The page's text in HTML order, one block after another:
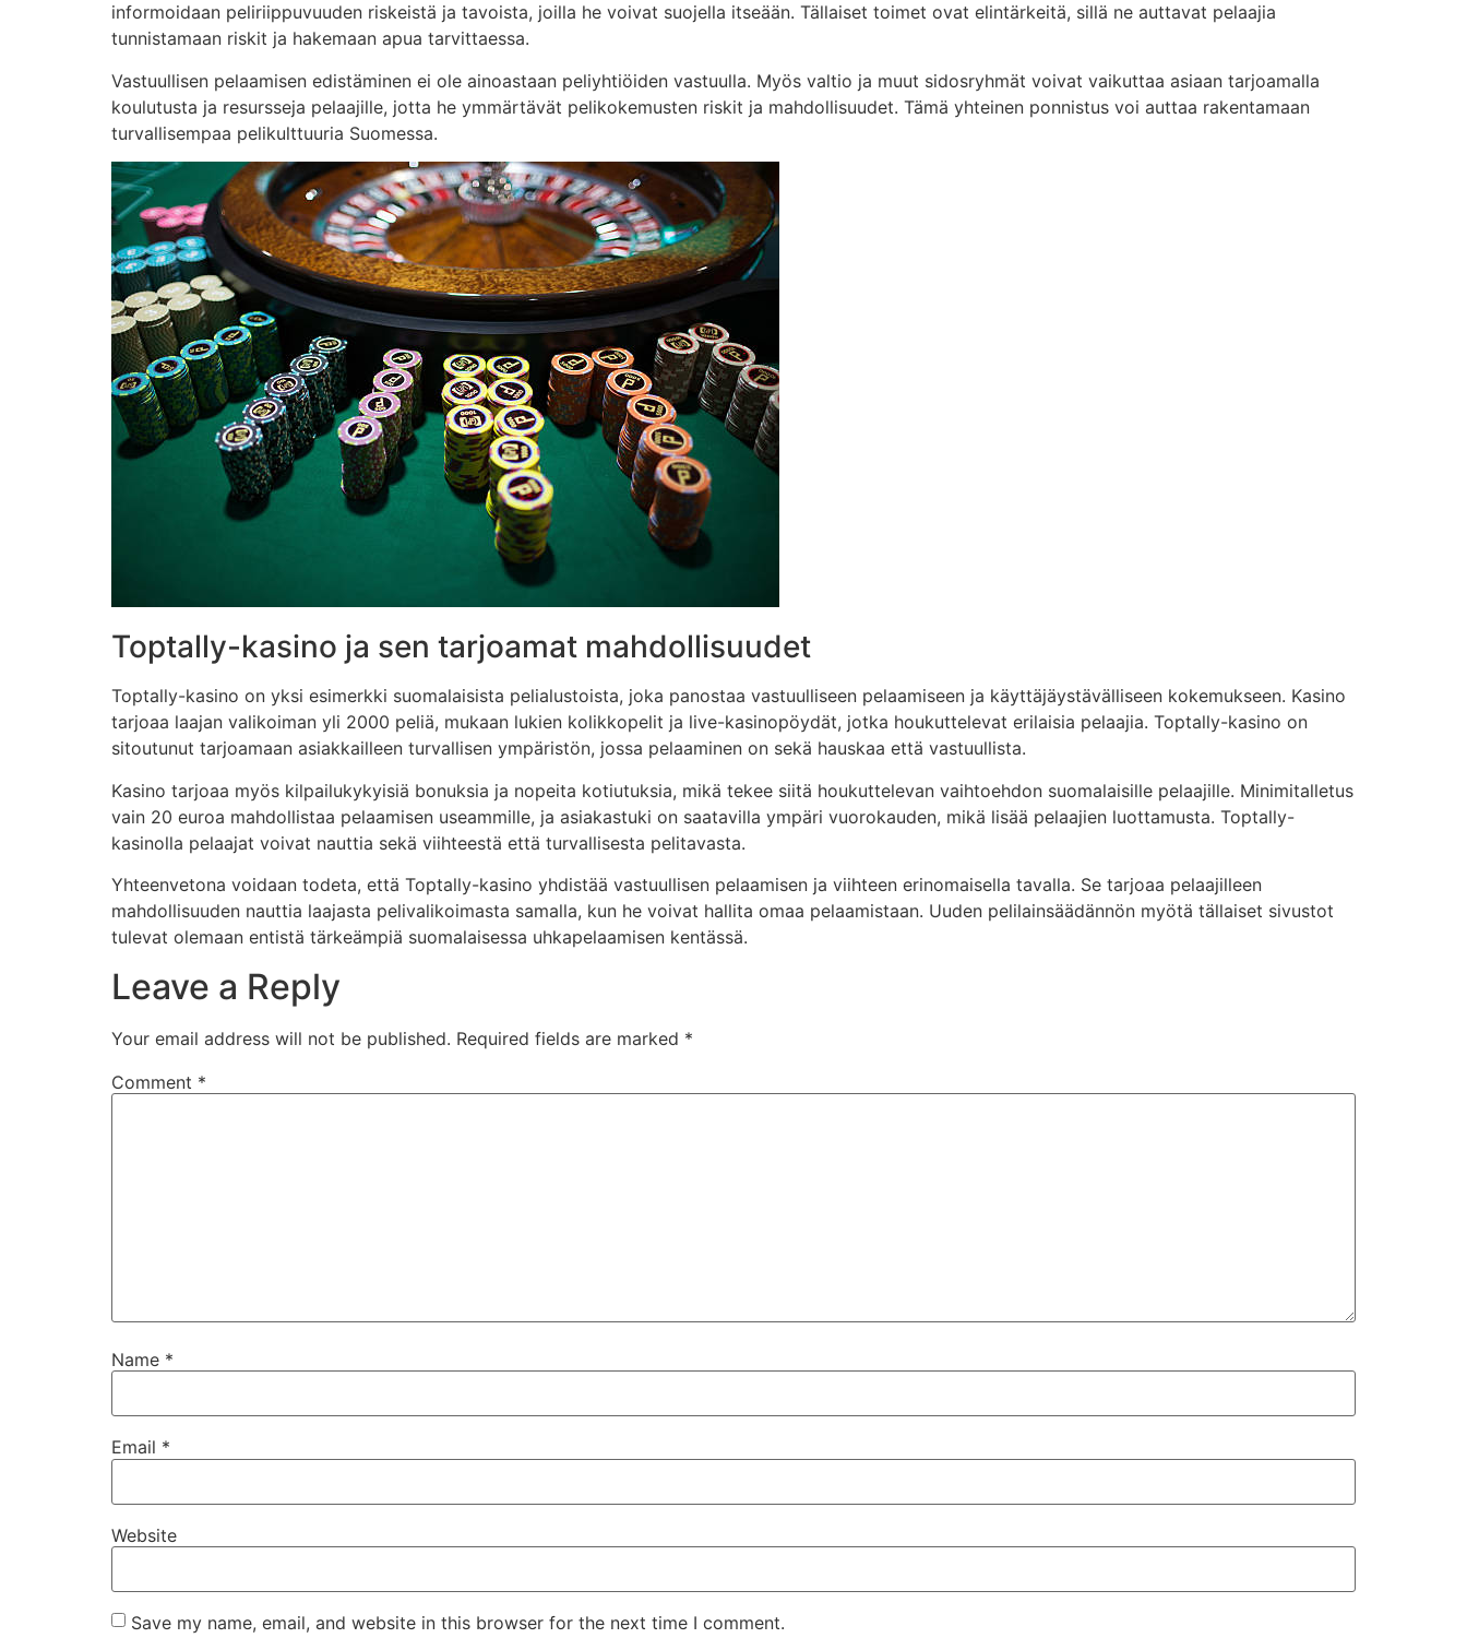
informoidaan peliriippuvuuden riskeistä ja tavoista, joilla he voivat suojella itseään. Tällaiset toimet ovat elintärkeitä, sillä ne auttavat pelaajia
tunnistamaan riskit ja hakemaan apua tarvittaessa.
Vastuullisen pelaamisen edistäminen ei ole ainoastaan peliyhtiöiden vastuulla. Myös valtio ja muut sidosryhmät voivat vaikuttaa asiaan tarjoamalla
koulutusta ja resursseja pelaajille, jotta he ymmärtävät pelikokemusten riskit ja mahdollisuudet. Tämä yhteinen ponnistus voi auttaa rakentamaan
turvallisempaa pelikulttuuria Suomessa.
Toptally-kasino ja sen tarjoamat mahdollisuudet
Toptally-kasino on yksi esimerkki suomalaisista pelialustoista, joka panostaa vastuulliseen pelaamiseen ja käyttäjäystävälliseen kokemukseen. Kasino
tarjoaa laajan valikoiman yli 2000 peliä, mukaan lukien kolikkopelit ja live-kasinopöydät, jotka houkuttelevat erilaisia pelaajia. Toptally-kasino on
sitoutunut tarjoamaan asiakkailleen turvallisen ympäristön, jossa pelaaminen on sekä hauskaa että vastuullista.
Kasino tarjoaa myös kilpailukykyisiä bonuksia ja nopeita kotiutuksia, mikä tekee siitä houkuttelevan vaihtoehdon suomalaisille pelaajille. Minimitalletus
vain 20 euroa mahdollistaa pelaamisen useammille, ja asiakastuki on saatavilla ympäri vuorokauden, mikä lisää pelaajien luottamusta. Toptally-
kasinolla pelaajat voivat nauttia sekä viihteestä että turvallisesta pelitavasta.
Yhteenvetona voidaan todeta, että Toptally-kasino yhdistää vastuullisen pelaamisen ja viihteen erinomaisella tavalla. Se tarjoaa pelaajilleen
mahdollisuuden nauttia laajasta pelivalikoimasta samalla, kun he voivat hallita omaa pelaamistaan. Uuden pelilainsäädännön myötä tällaiset sivustot
tulevat olemaan entistä tärkeämpiä suomalaisessa uhkapelaamisen kentässä.
Leave a Reply
Your email address will not be published. Required fields are marked *
Comment *
Name *
Email *
Website
Save my name, email, and website in this browser for the next time I comment.